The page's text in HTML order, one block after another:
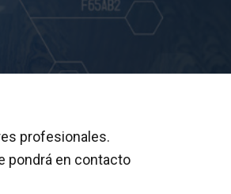
profesionales.
pondrá en contacto